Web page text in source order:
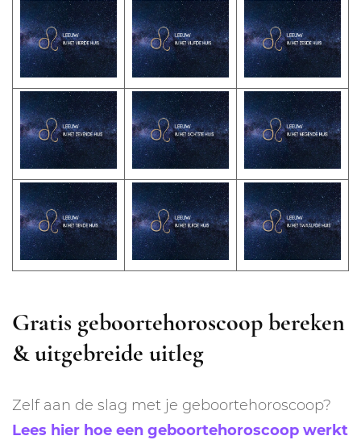
Gratis geboortehoroscoop bereken
& uitgebreide uitleg
Zelf aan de slag met je geboortehoroscoop?
Lees hier hoe een geboortehoroscoop werkt